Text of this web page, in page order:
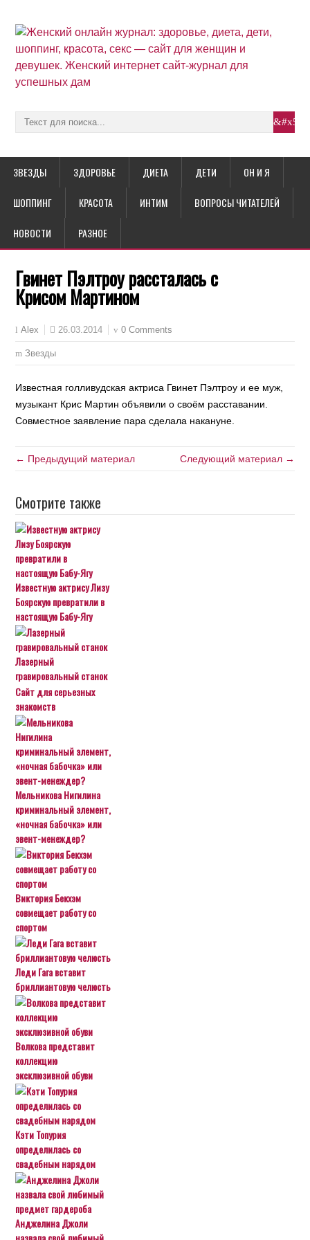
ЗВЕЗДЫ ЗДОРОВЬЕ ДИЕТА ДЕТИ ОН И Я
ШОППИНГ КРАСОТА ИНТИМ ВОПРОСЫ ЧИТАТЕЛЕЙ
НОВОСТИ РАЗНОЕ
Гвинет Пэлтроу рассталась с
Крисом Мартином
Alex 26.03.2014 0 Comments
Звезды
Известная голливудская актриса Гвинет Пэлтроу и ее муж,
музыкант Крис Мартин объявили о своём расставании.
Совместное заявление пара сделала накануне.
← Предыдущий материал Следующий материал →
Смотрите также
Известную актрису Лизу
Боярскую превратили в
настоящую Бабу-Ягу
Лазерный
гравировальный станок
Сайт для серьезных
знакомств
Мельникова Нигилина
криминальный элемент,
«ночная бабочка» или
эвент-менеждер?
Виктория Бекхэм
совмещает работу со
спортом
Леди Гага вставит
бриллиантовую челюсть
Волкова представит
коллекцию
эксклюзивной обуви
Кэти Топурия
определилась со
свадебным нарядом
Анджелина Джоли